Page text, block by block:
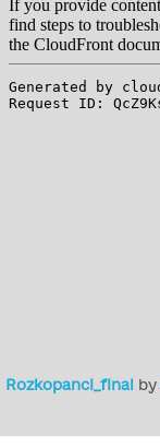
Rozkopanci_final by